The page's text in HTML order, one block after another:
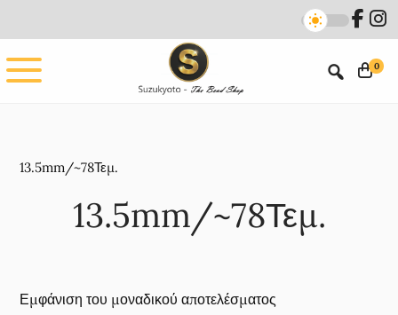
main
content
footer
0
13.5mm/~78Τεμ.
13.5mm/~78Τεμ.
Εμφάνιση του μοναδικού αποτελέσματος